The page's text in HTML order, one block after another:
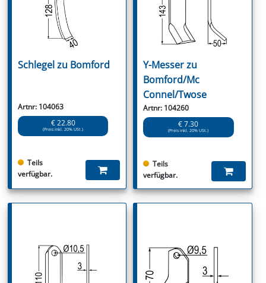
Schlegel zu Bomford
Artnr: 104063
€ 22.80
(Preis inkl. 20% USt.)
Teils
verfügbar.
Y-Messer zu
Bomford/Mc
Connel/Twose
Artnr: 104260
€ 7.30
(Preis inkl. 20% USt.)
Teils
verfügbar.